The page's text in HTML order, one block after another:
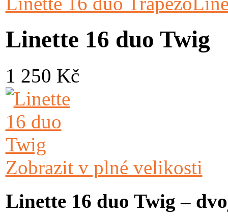
Linette 16 duo Twig
1 250 Kč
Zobrazit v plné velikosti
Linette 16 duo Twig –